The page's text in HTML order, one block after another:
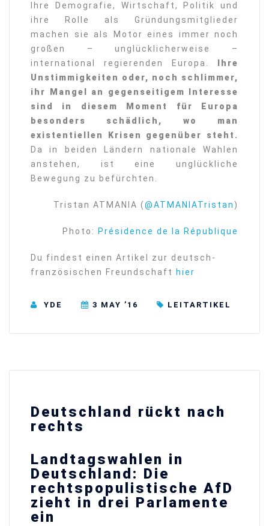
Ihre Demografie, Wirtschaft, Politik und
ihre Rolle als Gründungsmitglieder
machen sie als Motor eines immer noch
großen – unglücklicherweise –
international regierenden Europa.
Ihre
Unstimmigkeiten oder, noch schlimmer,
ihr Mangel an gegenseitigem Interesse
sind in diesem Moment für Europa
besonders schädlich, wo man
existentiellen Krisen gegenüber steht.
Da in beiden Ländern nationale Wahlen
anstehen, ist eine unglückliche
Bewegung zu befürchten.
Tristan ATMANIA (@ATMANIATristan )
Photo: Présidence de la République
Du findest einen Artikel zur deutsch-
französischen Freundschaft
hier
YDE 3 MAY ’16 LEITARTIKEL
Deutschland rückt nach
rechts
Landtagswahlen in
Deutschland: Die
rechtspopulistische AfD
zieht in drei Parlamente
ein